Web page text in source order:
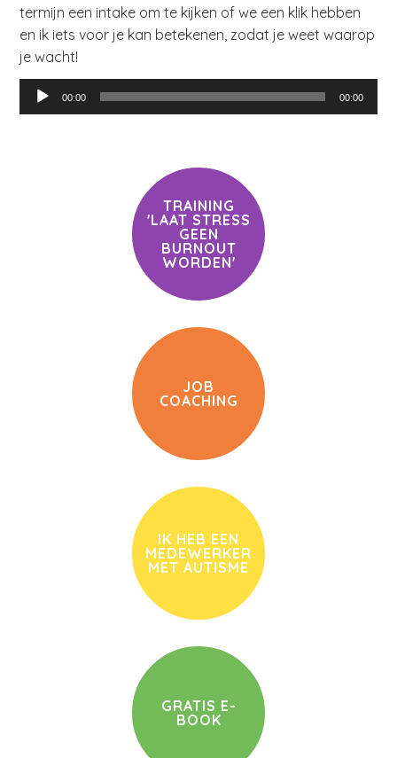
termijn een intake om te kijken of we een klik hebben
en ik iets voor je kan betekenen, zodat je weet waarop
je wacht!
Audiospeler
00:00 00:00
TRAINING
'LAAT STRESS
GEEN
BURNOUT
WORDEN'
JOB
COACHING
IK HEB EEN
MEDEWERKER
MET AUTISME
GRATIS E-
BOOK